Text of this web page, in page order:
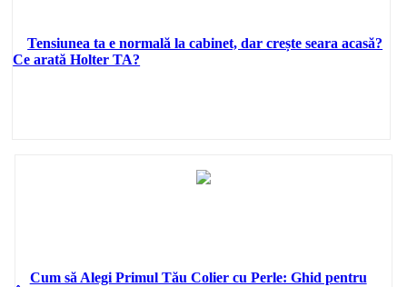
Tensiunea ta e normală la cabinet, dar crește seara acasă?
Ce arată Holter TA?
Cum să Alegi Primul Tău Colier cu Perle: Ghid pentru